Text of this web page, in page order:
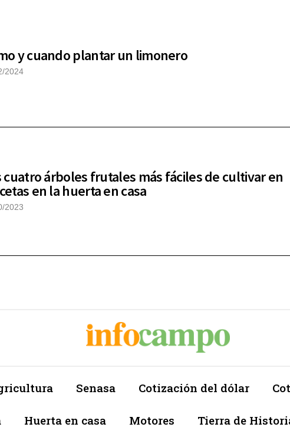
y cuando plantar un limonero
2024
cuatro árboles frutales más fáciles de cultivar en
en la huerta en casa
2023
Senasa Cotización del dólar
Huerta en casa Motores Tierra de